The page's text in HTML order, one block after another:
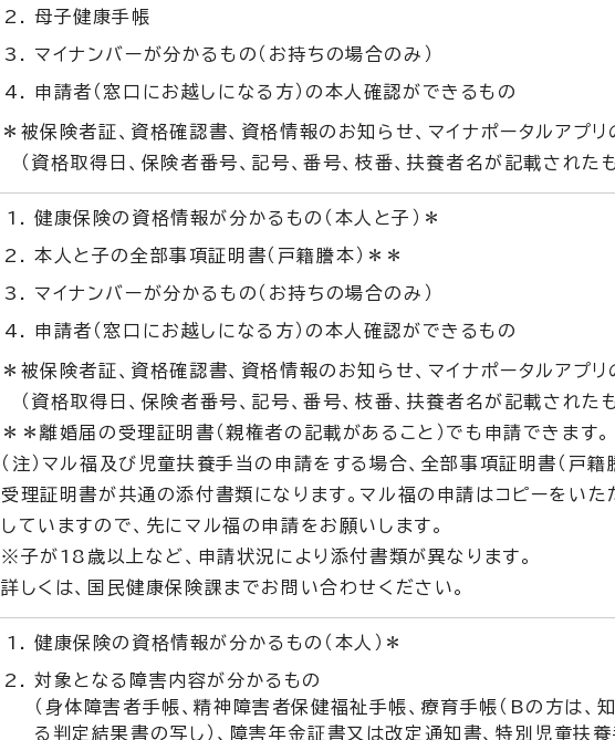
母子健康手帳
マイナンバーが分かるもの（お持ちの場合のみ）
申請者（窓口にお越しになる方）の本人確認ができるもの
＊被保険者証、資格確認書、資格情報のお知らせ、マイナポータルアプ
（資格取得日、保険者番号、記号、番号、枝番、扶養者名が記載されたも
健康保険の資格情報が分かるもの（本人と子）＊
本人と子の全部事項証明書（戸籍謄本）＊＊
マイナンバーが分かるもの（お持ちの場合のみ）
申請者（窓口にお越しになる方）の本人確認ができるもの
＊被保険者証、資格確認書、資格情報のお知らせ、マイナポータルアプ
（資格取得日、保険者番号、記号、番号、枝番、扶養者名が記載されたも
＊＊離婚届の受理証明書（親権者の記載があること）でも申請できます。
（注）マル福及び児童扶養手当の申請をする場合、全部事項証明書（戸籍
受理証明書が共通の添付書類になります。マル福の申請はコピーをいた
していますので、先にマル福の申請をお願いします。
※子が18歳以上など、申請状況により添付書類が異なります。
詳しくは、国民健康保険課までお問い合わせください。
健康保険の資格情報が分かるもの（本人）＊
対象となる障害内容が分かるもの
（身体障害者手帳、精神障害者保健福祉手帳、療育手帳（Bの方は、
る判定結果書の写し）、障害年金証書又は改定通知書、特別児童扶